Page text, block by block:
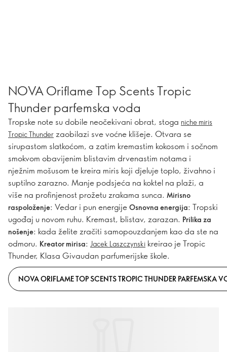
NOVA Oriflame Top Scents Tropic
Thunder parfemska voda
Tropske note su dobile neočekivani obrat, stoga niche miris
Tropic Thunder zaobilazi sve voćne klišeje. Otvara se
sirupastom slatkoćom, a zatim kremastim kokosom i sočnom
smokvom obavijenim blistavim drvenastim notama i
nježnim mošusom te kreira miris koji djeluje toplo, živahno i
suptilno zarazno. Manje podsjeća na koktel na plaži, a
više na profinjenost prožetu zrakama sunca. Mirisno
raspoloženje: Vedar i pun energije Osnovna energija: Tropski
ugođaj u novom ruhu. Kremast, blistav, zarazan. Prilika za
nošenje: kada želite zračiti samopouzdanjem kao da ste na
odmoru. Kreator mirisa: Jacek Laszczynski kreirao je Tropic
Thunder, Klasa Givaudan parfumerijske škole.
NOVA ORIFLAME TOP SCENTS TROPIC THUNDER PARFEMSKA